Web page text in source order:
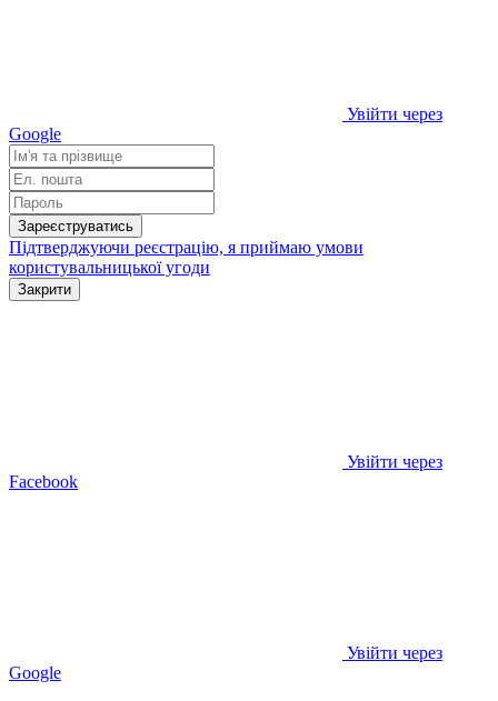
Увійти через
Google
Зареєструватись
Підтверджуючи реєстрацію, я приймаю умови
користувальницької угоди
Закрити
Увійти через
Facebook
Увійти через
Google